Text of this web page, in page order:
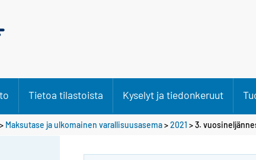
Tietoa tilastoista Kyselyt ja tiedonkeruut
> Maksutase ja ulkomainen varallisuusasema>2021 >3.